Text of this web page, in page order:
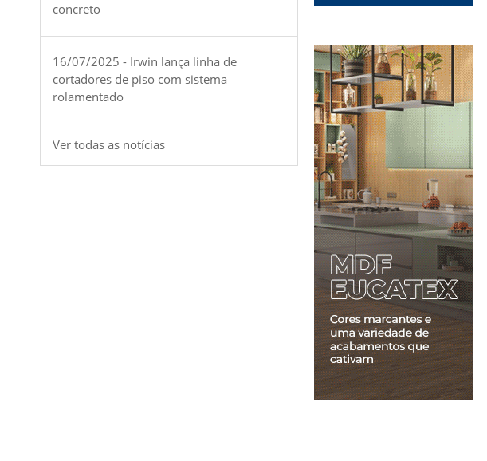
concreto
16/07/2025 - Irwin lança linha de
cortadores de piso com sistema
rolamentado
Ver todas as notícias